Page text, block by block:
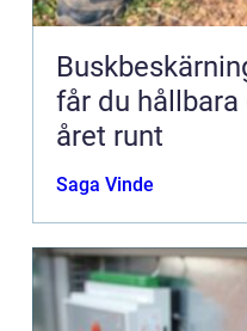
får du
året runt
Saga Vinde